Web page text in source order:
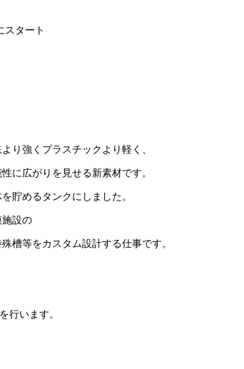
タート
り強くプラスチックより軽く、
に広がりを見せる新素材です。
貯めるタンクにしました。
設の
槽等をカスタム設計する仕事です。
行います。